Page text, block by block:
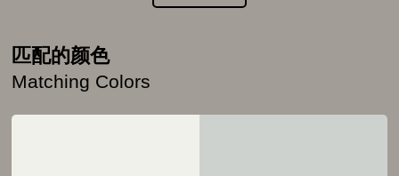
匹配的颜色
Matching Colors